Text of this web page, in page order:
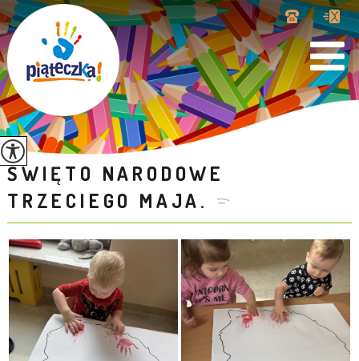
ŚWIĘTO NARODOWE
TRZECIEGO MAJA.